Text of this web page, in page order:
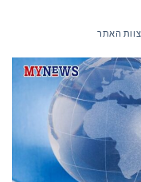
צוות האתר